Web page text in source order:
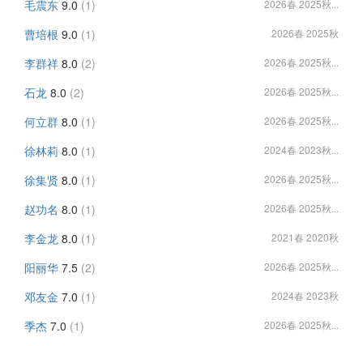
毛震东 9.0 (1) 2026春 2025秋...
曹培根 9.0 (1) 2026春 2025秋
李群祥 8.0 (2) 2026春 2025秋...
石龙 8.0 (2) 2026春 2025秋...
何立群 8.0 (1) 2026春 2025秋...
徐林莉 8.0 (1) 2024春 2023秋...
徐集贤 8.0 (1) 2026春 2025秋...
赵功名 8.0 (1) 2026春 2025秋...
李金龙 8.0 (1) 2021春 2020秋
阳丽华 7.5 (2) 2026春 2025秋...
邓友金 7.0 (1) 2024春 2023秋
季杰 7.0 (1) 2026春 2025秋...